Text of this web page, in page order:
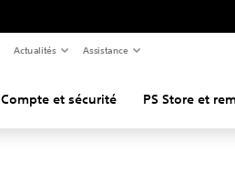
Actualités Assistance
Compte et sécurité PS Store et